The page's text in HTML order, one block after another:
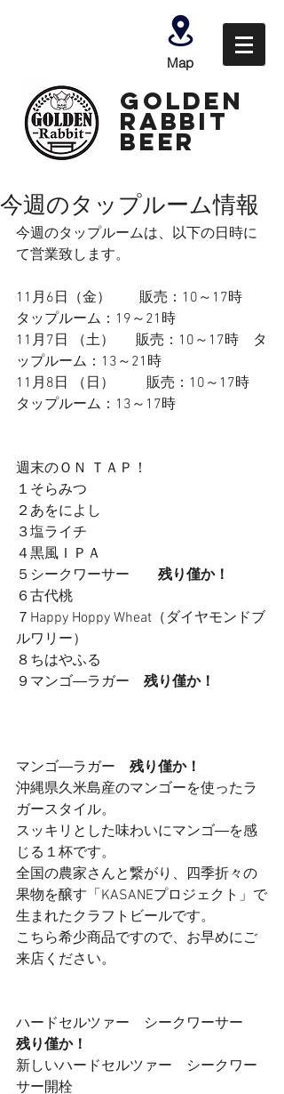
Map
GOLDEN
Rabbit
Beer
今週のタップルーム情報
今週のタップルームは、以下の日時に
て営業致します。
11月6日（金）　　販売：10～17時
タップルーム：19～21時
11月7日 （土）　  販売：10～17時　タ
ップルーム：13～21時
11月8日 （日）　　 販売：10～17時
タップルーム：13～17時
週末のＯＮ ＴＡＰ！
１そらみつ
２あをによし
３塩ライチ
４黒風ＩＰＡ
５シークワーサー
残り僅か！
６古代桃
７Happy Hoppy Wheat（ダイヤモンドブ
ルワリー）
８ちはやふる
９マンゴ―ラガー 残り僅か！
マンゴ―ラガー 残り僅か！
沖縄県久米島産のマンゴーを使ったラ
ガースタイル。
スッキリとした味わいにマンゴ―を感
じる１杯です。
全国の農家さんと繋がり、四季折々の
果物を醸す「KASANEプロジェクト」で
生まれたクラフトビールです。
こちら希少商品ですので、お早めにご
来店ください。
ハードセルツァー　シークワーサー
残り僅か！
新しいハードセルツァー　シークワー
サー開栓